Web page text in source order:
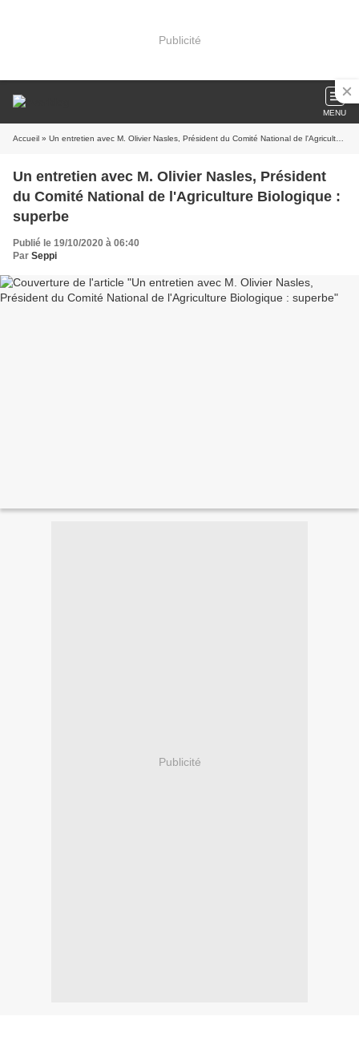
Publicité
MENU
Accueil » Un entretien avec M. Olivier Nasles, Président du Comité National de l'Agriculture Biologique : superbe
Un entretien avec M. Olivier Nasles, Président
du Comité National de l'Agriculture Biologique :
superbe
Publié le 19/10/2020 à 06:40
Par Seppi
Publicité